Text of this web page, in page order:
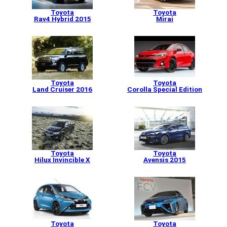
Toyota
Rav4 Hybrid 2015
Toyota
Mirai
Toyota
Land Cruiser 2016
Toyota
Corolla Special Edition
Toyota
Hilux Invincible X
Toyota
Avensis 2015
Toyota
Toyota